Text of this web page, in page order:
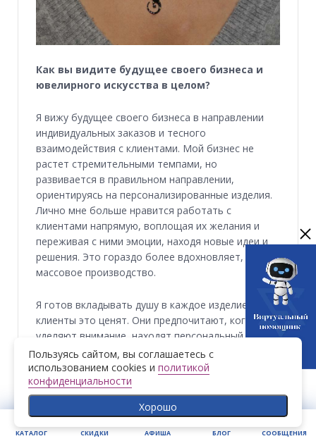
Как вы видите будущее своего бизнеса и
ювелирного искусства в целом?
Я вижу будущее своего бизнеса в направлении
индивидуальных заказов и тесного
взаимодействия с клиентами. Мой бизнес не
растет стремительными темпами, но
развивается в правильном направлении,
ориентируясь на персонализированные изделия.
Лично мне больше нравится работать с
клиентами напрямую, воплощая их желания и
переживая с ними эмоции, находя новые идеи и
решения. Это гораздо более вдохновляет, чем
массовое производство.
Я готов вкладывать душу в каждое изделие, и
клиенты это ценят. Они предпочитают, когда им
уделяют внимание, находят персональный
подход и создают изделия, которые обладают
определенной энергетикой и уникальностью.
В будущем ювелирное искусство, по моему
мнению, будет все больше ориентироваться на
персонализацию и использование современных
КАТАЛОГ СКИДКИ АФИША БЛОГ СООБЩЕНИЯ
Пользуясь сайтом, вы соглашаетесь с
использованием cookies и политикой
конфиденциальности
Хорошо